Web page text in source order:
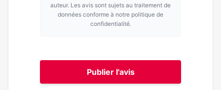
auteur. Les avis sont sujets au traitement de
données conforme à notre politique de
confidentialité.
Publier l'avis